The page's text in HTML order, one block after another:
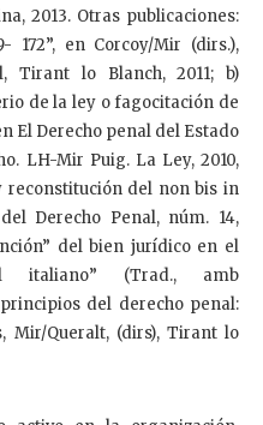
2013. Otras publicaciones:
172”, en Corcoy/Mir (dirs.),
Tirant lo Blanch, 2011; b)
de la ley o fagocitación de
El Derecho penal del Estado
LH-Mir Puig. La Ley, 2010,
reconstitución del non bis in
Derecho Penal, núm. 14,
del bien jurídico en el
italiano” (Trad., amb
del derecho penal:
Mir/Queralt, (dirs), Tirant lo